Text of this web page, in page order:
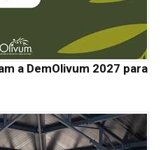
a DemOlivum 2027 para